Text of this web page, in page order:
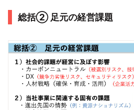
総括② 足元の経営課題